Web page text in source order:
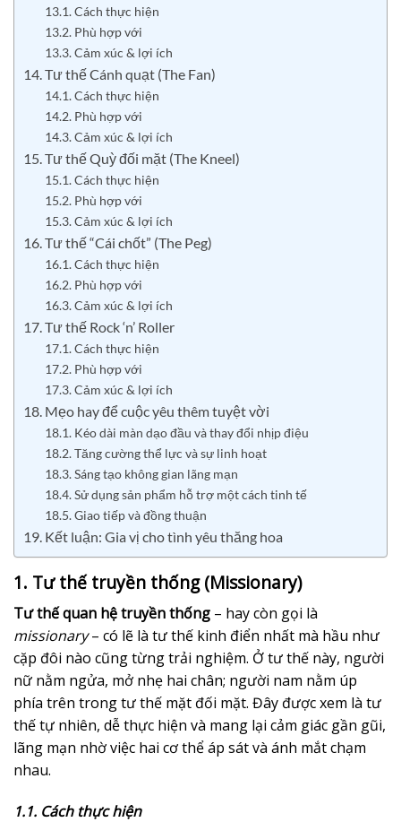
13.1. Cách thực hiện
13.2. Phù hợp với
13.3. Cảm xúc & lợi ích
14. Tư thế Cánh quạt (The Fan)
14.1. Cách thực hiện
14.2. Phù hợp với
14.3. Cảm xúc & lợi ích
15. Tư thế Quỳ đối mặt (The Kneel)
15.1. Cách thực hiện
15.2. Phù hợp với
15.3. Cảm xúc & lợi ích
16. Tư thế “Cái chốt” (The Peg)
16.1. Cách thực hiện
16.2. Phù hợp với
16.3. Cảm xúc & lợi ích
17. Tư thế Rock ‘n’ Roller
17.1. Cách thực hiện
17.2. Phù hợp với
17.3. Cảm xúc & lợi ích
18. Mẹo hay để cuộc yêu thêm tuyệt vời
18.1. Kéo dài màn dạo đầu và thay đổi nhịp điệu
18.2. Tăng cường thể lực và sự linh hoạt
18.3. Sáng tạo không gian lãng mạn
18.4. Sử dụng sản phẩm hỗ trợ một cách tinh tế
18.5. Giao tiếp và đồng thuận
19. Kết luận: Gia vị cho tình yêu thăng hoa
1. Tư thế truyền thống (Missionary)
Tư thế quan hệ truyền thống – hay còn gọi là
missionary– có lẽ là tư thế kinh điển nhất mà hầu như
cặp đôi nào cũng từng trải nghiệm. Ở tư thế này, người
nữ nằm ngửa, mở nhẹ hai chân; người nam nằm úp
phía trên trong tư thế mặt đối mặt. Đây được xem là tư
thế tự nhiên, dễ thực hiện và mang lại cảm giác gần gũi,
lãng mạn nhờ việc hai cơ thể áp sát và ánh mắt chạm
nhau.
1.1. Cách thực hiện